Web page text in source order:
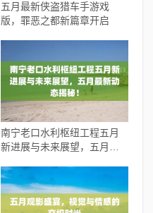
五月最新侠盗猎车手游戏
版，罪恶之都新篇章开启
南宁老口水利枢纽工程五月
新进展与未来展望，五月最